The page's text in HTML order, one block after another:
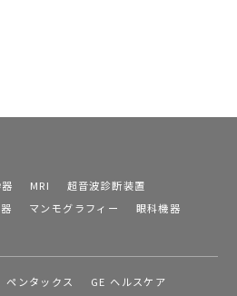
MRI
超音波診断装置
マンモグラフィー
眼科機器
ペンタックス
GE ヘルスケア